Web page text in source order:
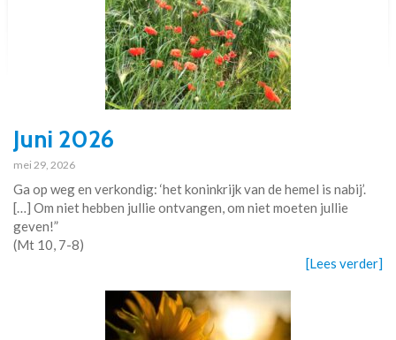
Juni 2026
mei 29, 2026
Ga op weg en verkondig: ‘het koninkrijk van de hemel is nabij’.
[…] Om niet hebben jullie ontvangen, om niet moeten jullie
geven!”
(Mt 10, 7-8)
[Lees verder]